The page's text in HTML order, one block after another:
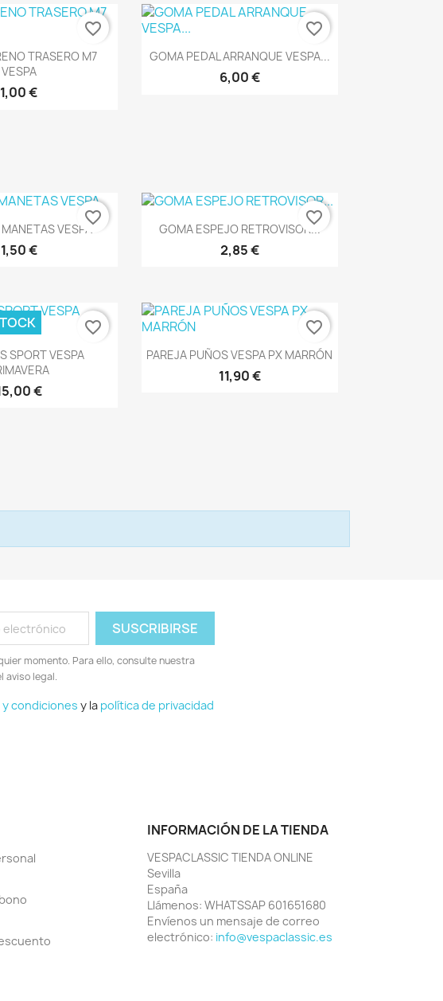
rápida
TRASERO M7
VESPA
1,00 €
favorite_border
Vista rápida
GOMA PEDAL ARRANQUE VESPA...
6,00 €
favorite_border
rápidaVESPA
1,50 €
favorite_border Vista rápida
GOMA ESPEJO RETROVISOR...
2,85 €
favorite_border
rápida
SPORT VESPA
€
favorite_border
Vista rápida
PAREJA PUÑOS VESPA PX MARRÓN
11,90 €
favorite_border
momento. Para ello, consulte nuestra
aviso legal.
condiciones y la política de privacidad
INFORMACIÓN DE LA TIENDA
VESPACLASSIC TIENDA ONLINE
Sevilla
España
Llámenos: WHATSSAP 601651680
Envíenos un mensaje de correo
electrónico: info@vespaclassic.es